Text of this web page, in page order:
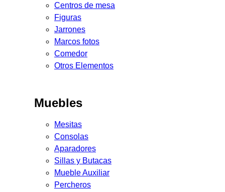
Centros de mesa
Figuras
Jarrones
Marcos fotos
Comedor
Otros Elementos
Muebles
Mesitas
Consolas
Aparadores
Sillas y Butacas
Mueble Auxiliar
Percheros